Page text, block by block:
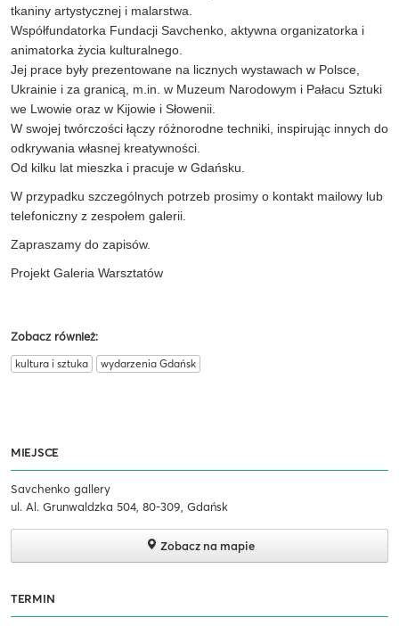
tkaniny artystycznej i malarstwa.
Współfundatorka Fundacji Savchenko, aktywna organizatorka i
animatorka życia kulturalnego.
Jej prace były prezentowane na licznych wystawach w Polsce,
Ukrainie i za granicą, m.in. w Muzeum Narodowym i Pałacu Sztuki
we Lwowie oraz w Kijowie i Słowenii.
W swojej twórczości łączy różnorodne techniki, inspirując innych do
odkrywania własnej kreatywności.
Od kilku lat mieszka i pracuje w Gdańsku.
W przypadku szczególnych potrzeb prosimy o kontakt mailowy lub
telefoniczny z zespołem galerii.
Zapraszamy do zapisów.
Projekt Galeria Warsztatów
Zobacz również:
kultura i sztuka wydarzenia Gdańsk
MIEJSCE
Savchenko gallery
ul. Al. Grunwaldzka 504, 80-309, Gdańsk
Zobacz na mapie
TERMIN